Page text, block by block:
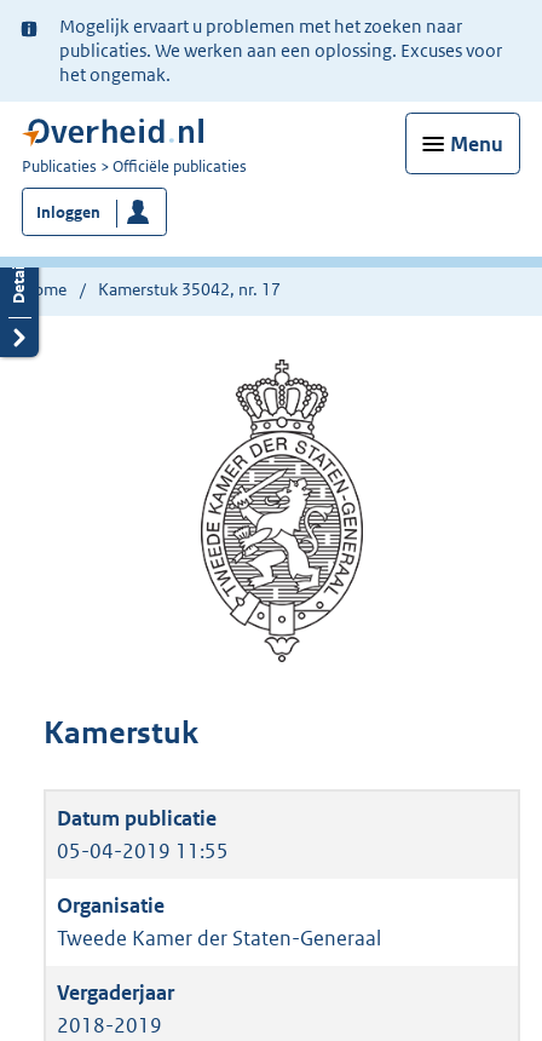
Ter
informatie:
Mogelijk ervaart u problemen met het zoeken naar
publicaties. We werken aan een oplossing. Excuses voor
het ongemak.
Menu
U
bent
nu
hier:
Publicaties Officiële publicaties
Inloggen
Home Kamerstuk 35042, nr. 17
Kamerstuk
05-04-2019 11:55
Tweede Kamer der Staten-Generaal
2018-2019